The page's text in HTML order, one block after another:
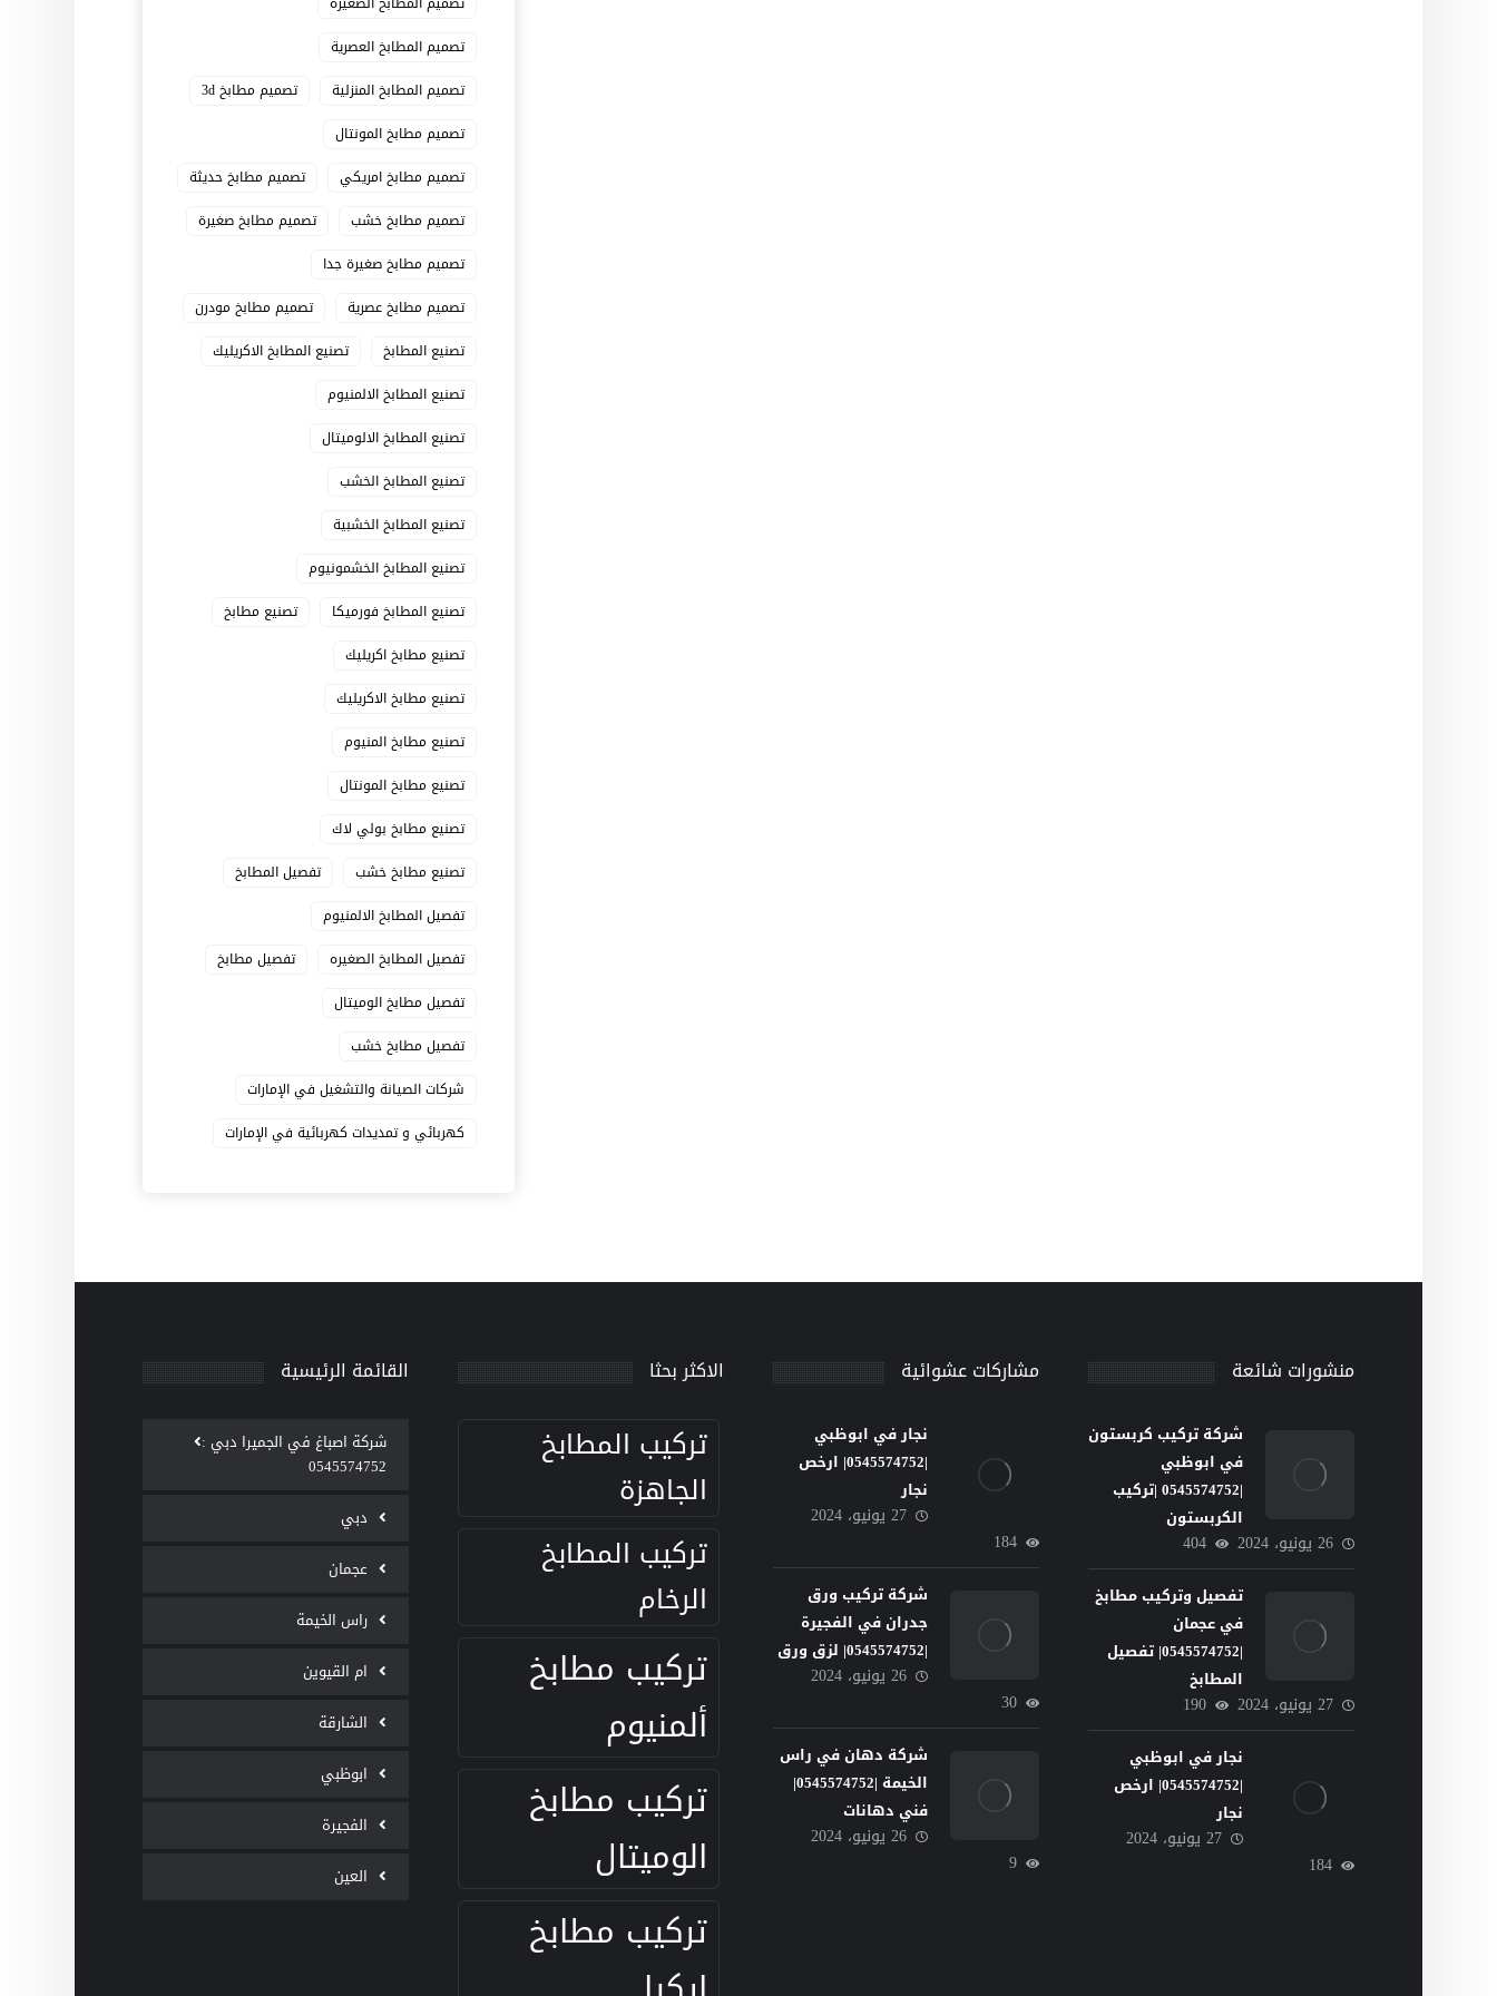
تصميم المطابخ العصرية
تصميم المطابخ المنزلية
تصميم مطابخ 3d
تصميم مطابخ المونتال
تصميم مطابخ امريكي
تصميم مطابخ حديثة
تصميم مطابخ خشب
تصميم مطابخ صغيرة
تصميم مطابخ صغيرة جدا
تصميم مطابخ عصرية
تصميم مطابخ مودرن
تصنيع المطابخ
تصنيع المطابخ الاكريليك
تصنيع المطابخ الالمنيوم
تصنيع المطابخ الالوميتال
تصنيع المطابخ الخشب
تصنيع المطابخ الخشبية
تصنيع المطابخ الخشمونيوم
تصنيع المطابخ فورميكا
تصنيع مطابخ
تصنيع مطابخ اكريليك
تصنيع مطابخ الاكريليك
تصنيع مطابخ المنيوم
تصنيع مطابخ المونتال
تصنيع مطابخ بولي لاك
تصنيع مطابخ خشب
تفصيل المطابخ
تفصيل المطابخ الالمنيوم
تفصيل المطابخ الصغيره
تفصيل مطابخ
تفصيل مطابخ الوميتال
تفصيل مطابخ خشب
شركات الصيانة والتشغيل في الإمارات
كهربائي و تمديدات كهربائية في الإمارات
منشورات شائعة
شركة تركيب كربستون
في ابوظبي
|0545574752 |تركيب
الكربستون
26 يونيو، 2024 404
تفصيل وتركيب مطابخ
في عجمان
|0545574752| تفصيل
المطابخ
27 يونيو، 2024 190
نجار في ابوظبي
|0545574752| ارخص
نجار
27 يونيو، 2024
184
مشاركات عشوائية
نجار في ابوظبي
|0545574752| ارخص
نجار
27 يونيو، 2024
184
شركة تركيب ورق
جدران في الفجيرة
|0545574752| لزق ورق
26 يونيو، 2024
30
شركة دهان في راس
الخيمة |0545574752|
فني دهانات
26 يونيو، 2024
9
الاكثر بحثا
تركيب المطابخ
الجاهزة
تركيب المطابخ
الرخام
تركيب مطابخ
ألمنيوم
تركيب مطابخ
الوميتال
تركيب مطابخ
القائمة الرئيسية
‫شركة اصباغ في الجميرا دبي :
0545574752
دبي
عجمان
راس الخيمة
ام القيوين
الشارقة
ابوظبي
الفجيرة
العين